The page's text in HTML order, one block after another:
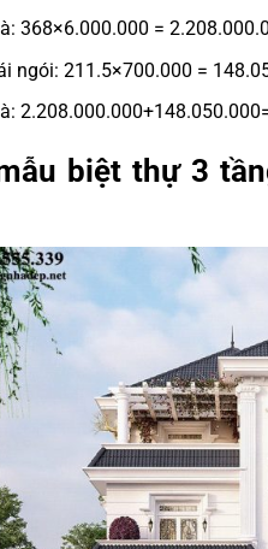
368×6.000.000 =
ngói: 211.5×700.000 =
biệt thự 3